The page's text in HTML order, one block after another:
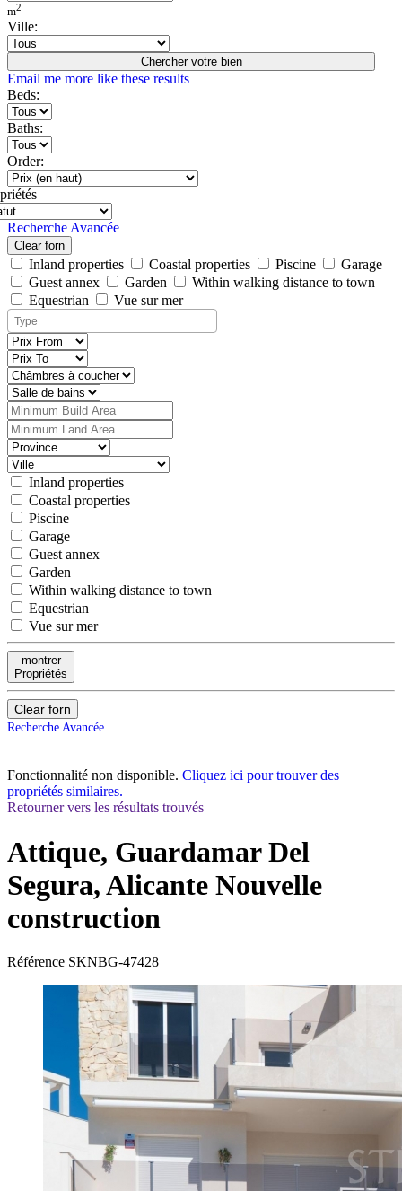
m2
Ville:
Chercher votre bien
Email me more like these results
Beds:
Baths:
Order:
Recherche Avancée
Clear forn
Inland properties Coastal properties Piscine
Garage
Guest annex
Garden
Within walking distance to town
Equestrian
Vue sur mer
Inland properties
Coastal properties
Piscine
Garage
Guest annex
Garden
Within walking distance to town
Equestrian
Vue sur mer
montrer
Propriétés
Clear forn
Recherche Avancée
Fonctionnalité non disponible. Cliquez ici pour trouver des
propriétés similaires.
Retourner vers les résultats trouvés
Attique, Guardamar Del
Segura, Alicante Nouvelle
construction
Référence SKNBG-47428